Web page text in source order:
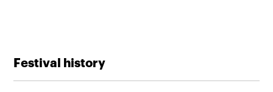
Festival history